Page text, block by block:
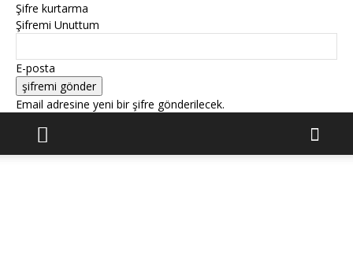
Şifre kurtarma
Şifremi Unuttum
E-posta
Email adresine yeni bir şifre gönderilecek.